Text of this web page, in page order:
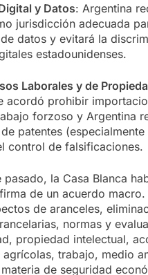
y Datos: Argentina
jurisdicción adecuada
datos y evitará la
estadounidenses.
Laborales y de
acordó prohibir
forzoso y Argentina
patentes (especialmente
control de falsificaciones.
pasado, la Casa Blanca
de un acuerdo macro.
de aranceles,
normas y
propiedad intelectual,
trabajo, medio
de seguridad